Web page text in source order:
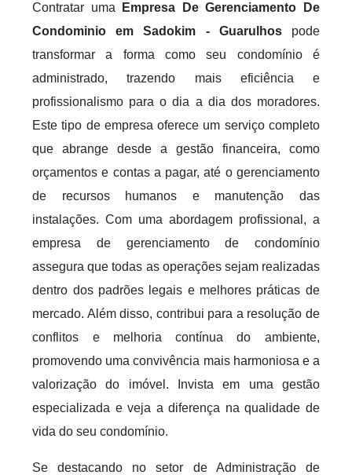
Contratar uma
Empresa De Gerenciamento De
Condominio em Sadokim - Guarulhospode
transformar a forma como seu condomínio é
administrado, trazendo mais eficiência e
profissionalismo para o dia a dia dos moradores.
Este tipo de empresa oferece um serviço completo
que abrange desde a gestão financeira, como
orçamentos e contas a pagar, até o gerenciamento
de recursos humanos e manutenção das
instalações. Com uma abordagem profissional, a
empresa de gerenciamento de condomínio
assegura que todas as operações sejam realizadas
dentro dos padrões legais e melhores práticas de
mercado. Além disso, contribui para a resolução de
conflitos e melhoria contínua do ambiente,
promovendo uma convivência mais harmoniosa e a
valorização do imóvel. Invista em uma gestão
especializada e veja a diferença na qualidade de
vida do seu condomínio.
Se destacando no setor de Administração de